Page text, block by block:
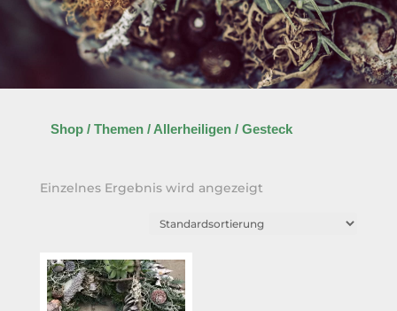
Shop/ Themen/ Allerheiligen/ Gesteck
Einzelnes Ergebnis wird angezeigt